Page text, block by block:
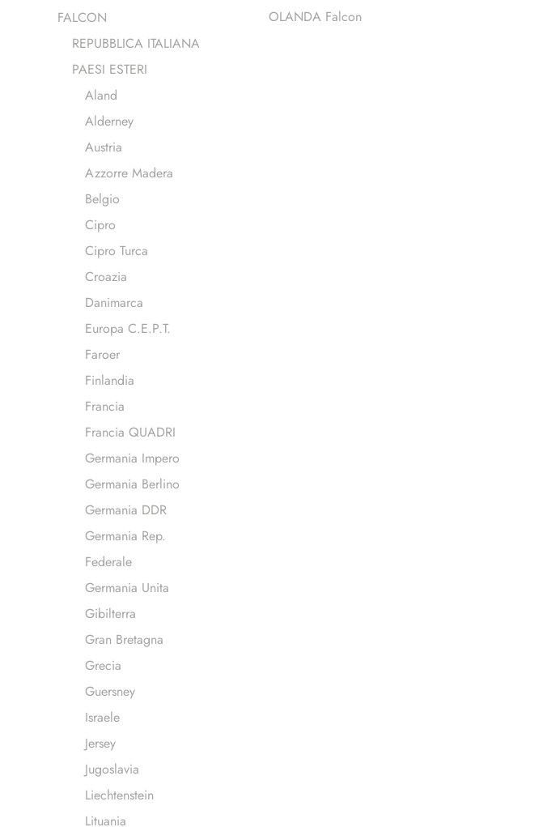
OLANDA Falcon
FALCON
REPUBBLICA ITALIANA
PAESI ESTERI
Aland
Alderney
Austria
Azzorre Madera
Belgio
Cipro
Cipro Turca
Croazia
Danimarca
Europa C.E.P.T.
Faroer
Finlandia
Francia
Francia QUADRI
Germania Impero
Germania Berlino
Germania DDR
Germania Rep.
Federale
Germania Unita
Gibilterra
Gran Bretagna
Grecia
Guersney
Israele
Jersey
Jugoslavia
Liechtenstein
Lituania